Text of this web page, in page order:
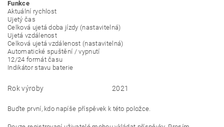
Funkce
Aktuální rychlost
Ujetý čas
Celková ujetá doba jízdy (nastavitelná)
Ujetá vzdálenost
Celková ujetá vzdálenost (nastavitelná)
Automatické spuštění / vypnutí
12/24 formát času
Indikátor stavu baterie
Rok výroby 2021
Buďte první, kdo napíše příspěvek k této položce.